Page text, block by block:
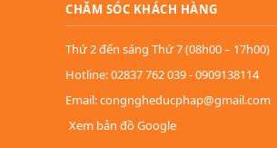
CHĂM SÓC KHÁCH HÀNG
Thứ 2 đến sáng Thứ 7 (08h00 – 17h00)
Hotline: 02837 762 039 - 0909138114
Email: congngheducphap@gmail.com
Xem bản đồ Google